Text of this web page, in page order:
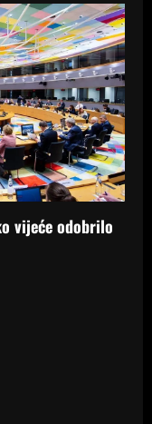
vijeće odobrilo